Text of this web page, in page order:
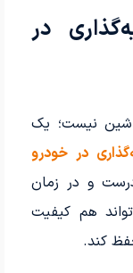
در
نیست؛ یک
در خودرو
و در زمان
هم کیفیت
کند.